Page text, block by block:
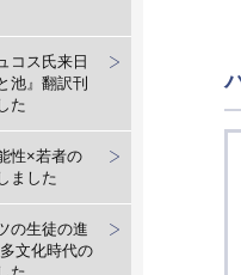
コス氏来日
池』翻訳刊
た
性×若者の
ました
の生徒の進
文化時代の